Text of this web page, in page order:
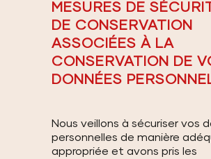
MESURES DE
DE CONSERVATION
ASSOCIÉES À LA
CONSERVATION DE
DONNÉES
Nous veillons à sécuriser vos
personnelles de manière
appropriée et avons pris les